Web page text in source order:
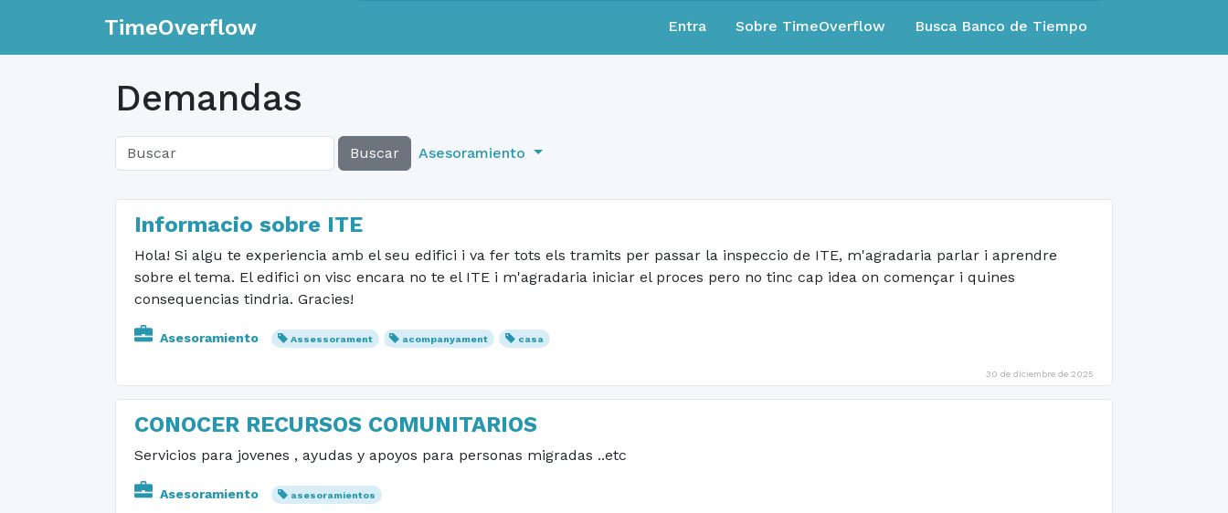
TimeOverflow Entra Sobre TimeOverflow Busca Banco de Tiempo
Demandas
Buscar Asesoramiento
Informacio sobre ITE
Hola! Si algu te experiencia amb el seu edifici i va fer tots els tramits per passar la inspeccio de ITE, m'agradaria parlar i aprendre
sobre el tema. El edifici on visc encara no te el ITE i m'agradaria iniciar el proces pero no tinc cap idea on començar i quines
consequencias tindria. Gracies!
Asesoramiento Assessorament acompanyament casa
30 de diciembre de 2025
CONOCER RECURSOS COMUNITARIOS
Servicios para jovenes , ayudas y apoyos para personas migradas ..etc
Asesoramiento asesoramientos